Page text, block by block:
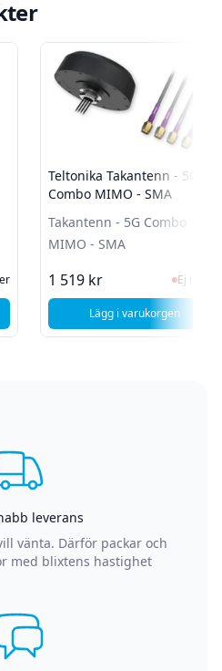
2T2R WIFI6E SMA
Teltonika Takantenn - 5G
Combo MIMO - SMA
Takantenn - 5G Combo
MIMO - SMA
1 519 kr Ej i
Ej i lager
Lägg i varukorgen
, Teltonika
leverans
vänta. Därför packar och
med blixtens hastighet